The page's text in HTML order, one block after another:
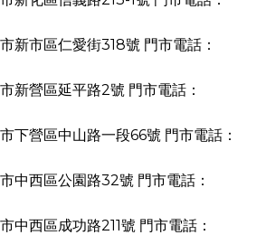
新市區仁愛街318號 門市電話：
新營區延平路2號 門市電話：
下營區中山路一段66號 門市電話：
中西區公園路32號 門市電話：
中西區成功路211號 門市電話：